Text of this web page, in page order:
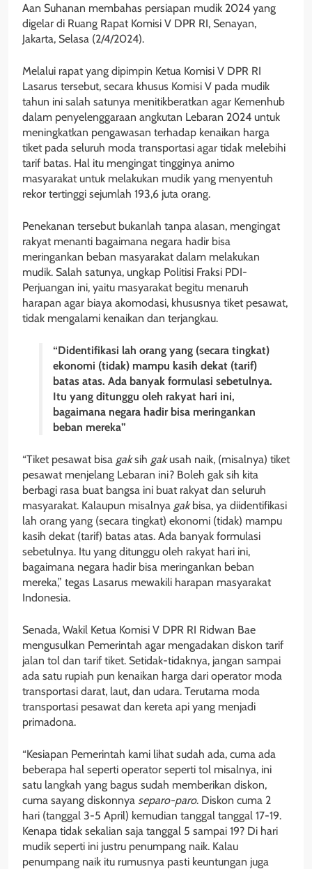
Aan Suhanan membahas persiapan mudik 2024 yang
digelar di Ruang Rapat Komisi V DPR RI, Senayan,
Jakarta, Selasa (2/4/2024).
Melalui rapat yang dipimpin Ketua Komisi V DPR RI
Lasarus tersebut, secara khusus Komisi V pada mudik
tahun ini salah satunya menitikberatkan agar Kemenhub
dalam penyelenggaraan angkutan Lebaran 2024 untuk
meningkatkan pengawasan terhadap kenaikan harga
tiket pada seluruh moda transportasi agar tidak melebihi
tarif batas. Hal itu mengingat tingginya animo
masyarakat untuk melakukan mudik yang menyentuh
rekor tertinggi sejumlah 193,6 juta orang.
Penekanan tersebut bukanlah tanpa alasan, mengingat
rakyat menanti bagaimana negara hadir bisa
meringankan beban masyarakat dalam melakukan
mudik. Salah satunya, ungkap Politisi Fraksi PDI-
Perjuangan ini, yaitu masyarakat begitu menaruh
harapan agar biaya akomodasi, khususnya tiket pesawat,
tidak mengalami kenaikan dan terjangkau.
“Didentifikasi lah orang yang (secara tingkat)
ekonomi (tidak) mampu kasih dekat (tarif)
batas atas. Ada banyak formulasi sebetulnya.
Itu yang ditunggu oleh rakyat hari ini,
bagaimana negara hadir bisa meringankan
beban mereka”
“Tiket pesawat bisa gaksih gakusah naik, (misalnya) tiket
pesawat menjelang Lebaran ini? Boleh gak sih kita
berbagi rasa buat bangsa ini buat rakyat dan seluruh
masyarakat. Kalaupun misalnya gakbisa, ya diidentifikasi
lah orang yang (secara tingkat) ekonomi (tidak) mampu
kasih dekat (tarif) batas atas. Ada banyak formulasi
sebetulnya. Itu yang ditunggu oleh rakyat hari ini,
bagaimana negara hadir bisa meringankan beban
mereka,” tegas Lasarus mewakili harapan masyarakat
Indonesia.
Senada, Wakil Ketua Komisi V DPR RI Ridwan Bae
mengusulkan Pemerintah agar mengadakan diskon tarif
jalan tol dan tarif tiket. Setidak-tidaknya, jangan sampai
ada satu rupiah pun kenaikan harga dari operator moda
transportasi darat, laut, dan udara. Terutama moda
transportasi pesawat dan kereta api yang menjadi
primadona.
“Kesiapan Pemerintah kami lihat sudah ada, cuma ada
beberapa hal seperti operator seperti tol misalnya, ini
satu langkah yang bagus sudah memberikan diskon,
cuma sayang diskonnya separo-paro. Diskon cuma 2
hari (tanggal 3-5 April) kemudian tanggal tanggal 17-19.
Kenapa tidak sekalian saja tanggal 5 sampai 19? Di hari
mudik seperti ini justru penumpang naik. Kalau
penumpang naik itu rumusnya pasti keuntungan juga